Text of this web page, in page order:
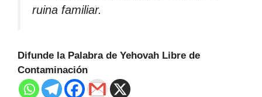
ruina familiar.
Difunde la Palabra de Yehovah Libre de
Contaminación